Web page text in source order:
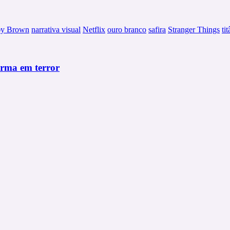
Brown narrativa visual Netflix ouro branco safira Stranger Things
em terror